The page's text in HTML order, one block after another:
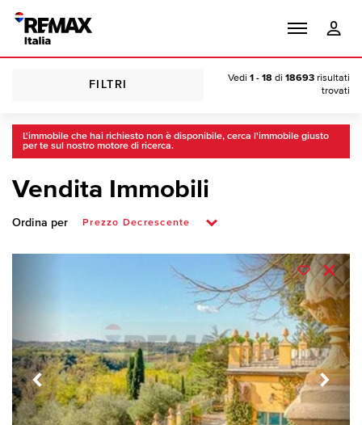
FILTRI
Vedi 1 - 18 di 18693 risultati
trovati
L'immobile che hai richiesto non è disponibile, cerca l'immobile giusto
per te sul nostro motore di ricerca.
Vendita Immobili
Ordina per